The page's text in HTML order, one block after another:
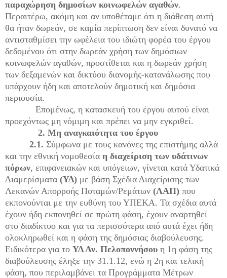
παραχώρηση δημοσίων κοινωφελών αγαθών.
Περαιτέρω, ακόμη και αν υποθέταμε ότι η διάθεση αυτή
θα ήταν δωρεάν, σε καμία περίπτωση δεν είναι δυνατό να
αντισταθμίσει την ωφέλεια του ιδιώτη φορέα του έργου
δεδομένου ότι στην δωρεάν χρήση των δημόσιων
κοινωφελών αγαθών, προστίθεται και η δωρεάν χρήση
των δεξαμενών και δικτύου διανομής-κατανάλωσης που
υπάρχουν ήδη και αποτελούν δημοτική και δημόσια
περιουσία.
Επομένως, η κατασκευή του έργου αυτού είναι
προεχόντως μη νόμιμη και πρέπει να μην εγκριθεί.
2. Μη αναγκαιότητα του έργου
2.1. Σύμφωνα με τους κανόνες της επιστήμης αλλά
και την εθνική νομοθεσία η διαχείριση των υδάτινων
πόρων, επιφανειακών και υπόγειων, γίνεται κατά Υδατικά
Διαμερίσματα (ΥΔ) με βάση Σχέδια Διαχείρισης των
Λεκανών Απορροής Ποταμών/Ρεμάτων (ΛΑΠ) που
εκπονούνται με την ευθύνη του ΥΠΕΚΑ. Τα σχέδια αυτά
έχουν ήδη εκπονηθεί σε πρώτη φάση, έχουν αναρτηθεί
στο διαδίκτυο και για τα περισσότερα από αυτά έχει ήδη
ολοκληρωθεί και η φάση της δημόσιας διαβούλευσης.
Ειδικότερα για το ΥΔ Αν. Πελοποννήσου η 1η φάση της
διαβούλευσης έληξε την 31.1.12, ενώ η 2η και τελική
φάση, που περιλαμβάνει τα Προγράμματα Μέτρων